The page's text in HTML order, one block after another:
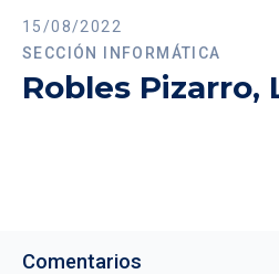
15/08/2022
SECCIÓN INFORMÁTICA
Robles Pizarro,
Comentarios